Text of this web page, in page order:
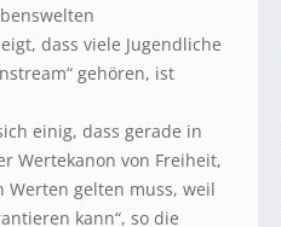
dass viele Jugendliche
gehören, ist
einig, dass gerade in
Wertekanon von Freiheit,
Werten gelten muss, weil
kann“, so die